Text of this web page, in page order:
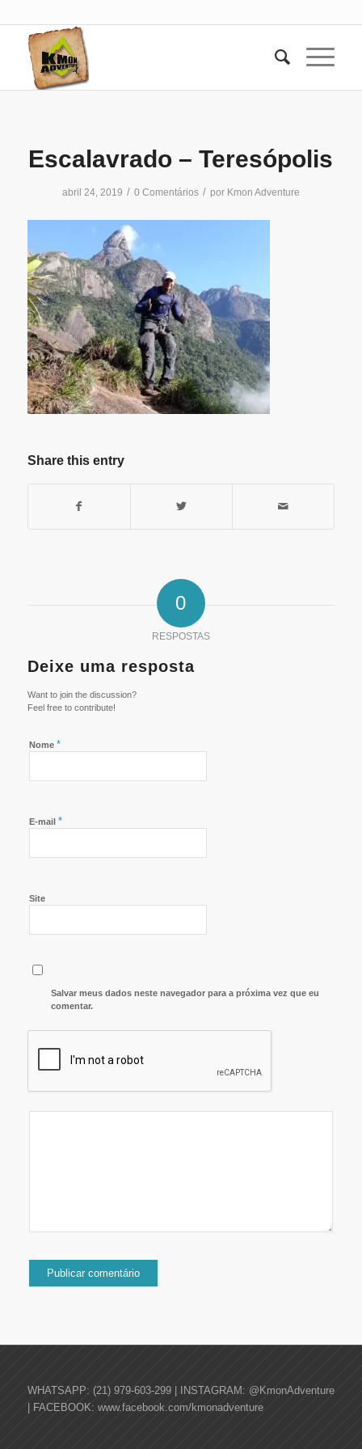
Escalavrado – Teresópolis
abril 24, 2019 / 0 Comentários / por Kmon Adventure
Share this entry
0
RESPOSTAS
Deixe uma resposta
Want to join the discussion?
Feel free to contribute!
Nome *
E-mail *
Site
Salvar meus dados neste navegador para a próxima vez que eu
comentar.
WHATSAPP: (21) 979-603-299 | INSTAGRAM: @KmonAdventure
| FACEBOOK: www.facebook.com/kmonadventure